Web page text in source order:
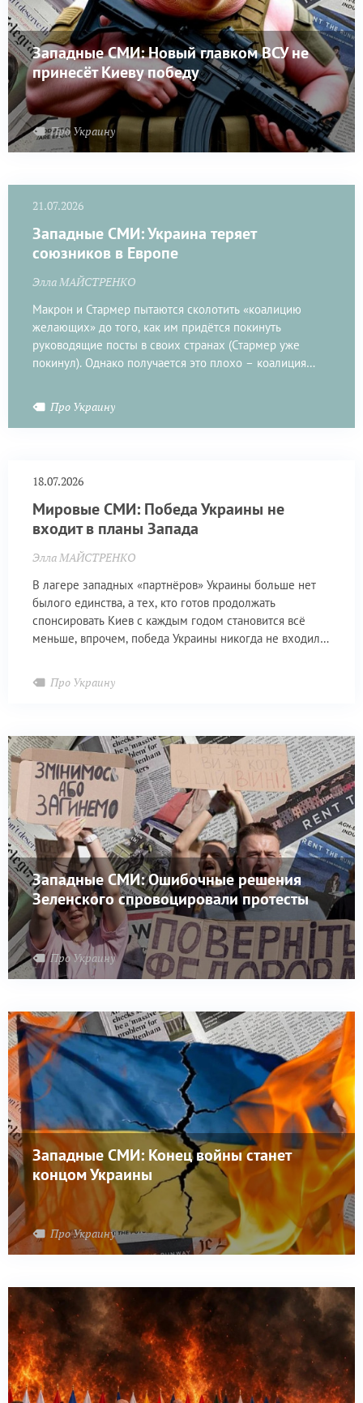
Западные СМИ: Новый главком ВСУ не
принесёт Киеву победу
Про Украину
21.07.2026
Западные СМИ: Украина теряет
союзников в Европе
Элла МАЙСТРЕНКО
Макрон и Стармер пытаются сколотить «коалицию
желающих» до того, как им придётся покинуть
руководящие посты в своих странах (Стармер уже
покинул). Однако получается это плохо – коалиция
Про Украину
18.07.2026
Мировые СМИ: Победа Украины не
входит в планы Запада
Элла МАЙСТРЕНКО
В лагере западных «партнёров» Украины больше нет
былого единства, а тех, кто готов продолжать
спонсировать Киев с каждым годом становится всё
меньше, впрочем, победа Украины никогда не входила
Про Украину
Западные СМИ: Ошибочные решения
Зеленского спровоцировали протесты
Про Украину
Западные СМИ: Конец войны станет
концом Украины
Про Украину